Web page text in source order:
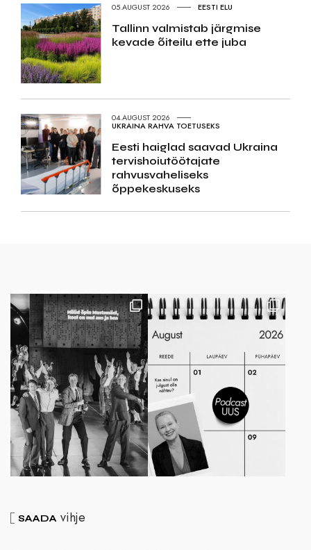
05.AUGUST 2026 EESTI ELU
Tallinn valmistab järgmise
kevade õiteilu ette juba
04.AUGUST 2026
UKRAINA RAHVA TOETUSEKS
Eesti haiglad saavad Ukraina
tervishoiutöötajate
rahvusvaheliseks
õppekeskuseks
SAADA vihje